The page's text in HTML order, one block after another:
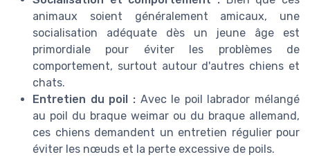
animaux soient généralement amicaux, une
socialisation adéquate dès un jeune âge est
primordiale pour éviter les problèmes de
comportement, surtout autour d'autres chiens et
chats.
Entretien du poil :Avec le poil labrador mélangé
au poil du braque weimar ou du braque allemand,
ces chiens demandent un entretien régulier pour
éviter les nœuds et la perte excessive de poils.